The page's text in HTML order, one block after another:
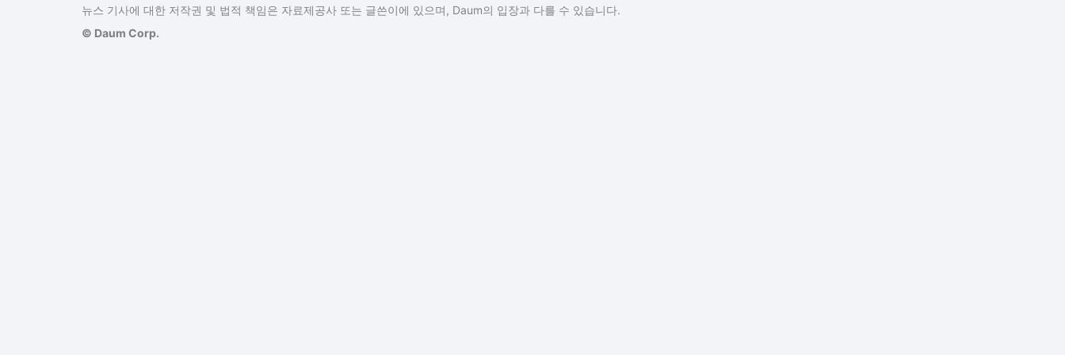
뉴스 기사에 대한 저작권 및 법적 책임은 자료제공사 또는 글쓴이에 있으며, Daum의 입장과 다를 수 있습니다.
© Daum Corp.